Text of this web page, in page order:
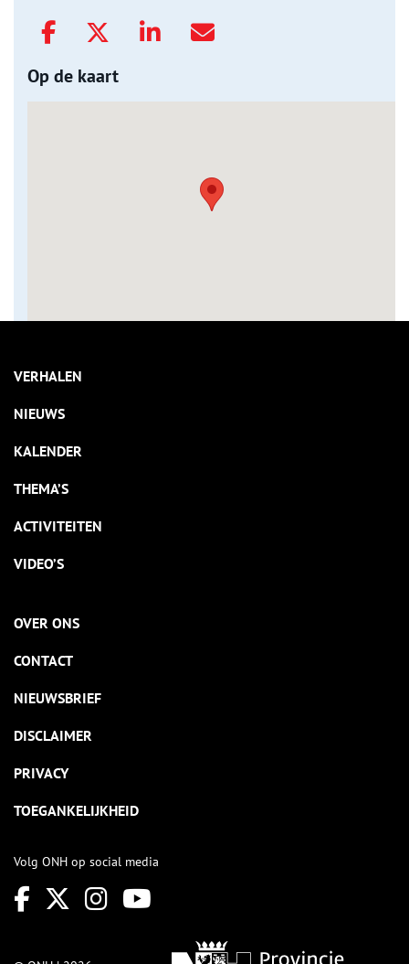
Op de kaart
VERHALEN
NIEUWS
KALENDER
THEMA’S
ACTIVITEITEN
VIDEO’S
OVER ONS
CONTACT
NIEUWSBRIEF
DISCLAIMER
PRIVACY
TOEGANKELIJKHEID
Volg ONH op social media